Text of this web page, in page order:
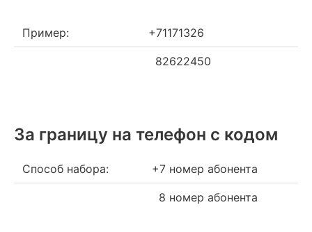
Пример: +71171326
82622450
За границу на телефон c кодом
Способ набора: +7 номер абонента
8 номер абонента